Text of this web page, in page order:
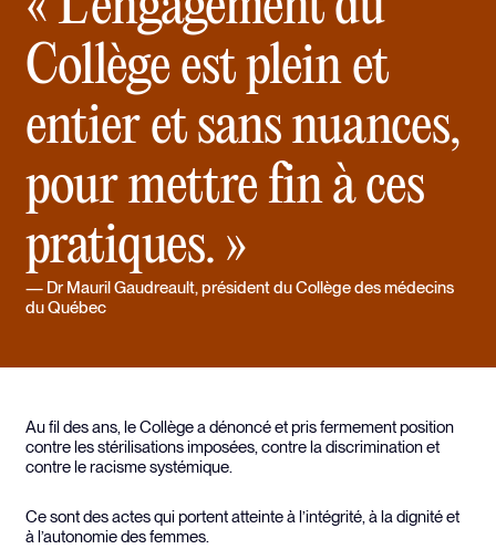
Collège est plein et
entier et sans nuances,
pour mettre fin à ces
pratiques. »
Dr Mauril Gaudreault, président du Collège des médecins
du Québec
Au fil des ans, le Collège a dénoncé et pris fermement position
contre les stérilisations imposées, contre la discrimination et
contre le racisme systémique.
Ce sont des actes qui portent atteinte à l’intégrité, à la dignité et
à l’autonomie des femmes.